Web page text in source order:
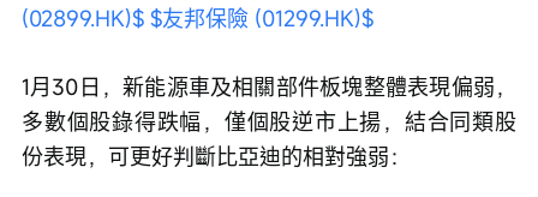
(02899.HK)$ $友邦保險 (01299.HK)$
1月30日，新能源車及相關部件板塊整體表現偏弱，
多數個股錄得跌幅，僅個股逆市上揚，結合同類股
份表現，可更好判斷比亞迪的相對強弱：